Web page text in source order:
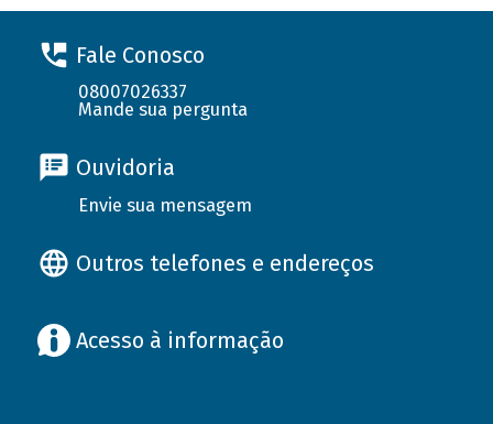
Fale Conosco
08007026337
Mande sua pergunta
Ouvidoria
Envie sua mensagem
Outros telefones e endereços
Acesso à informação